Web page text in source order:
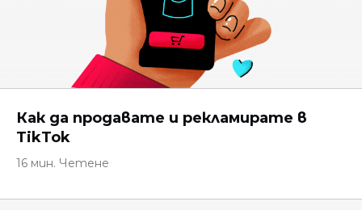
Как да продавате и рекламирате в
TikTok
16 мин. Четене